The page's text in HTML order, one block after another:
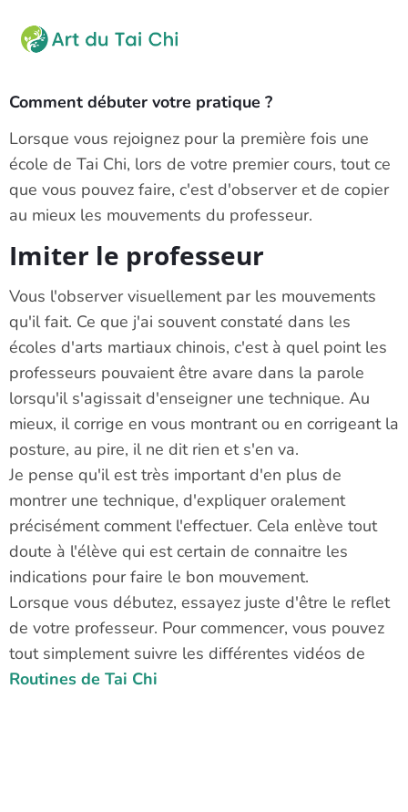
Comment débuter votre pratique ?
Lorsque vous rejoignez pour la première fois une
école de Tai Chi, lors de votre premier cours, tout ce
que vous pouvez faire, c'est d'observer et de copier
au mieux les mouvements du professeur.
Imiter le professeur
Vous l'observer visuellement par les mouvements
qu'il fait. Ce que j'ai souvent constaté dans les
écoles d'arts martiaux chinois, c'est à quel point les
professeurs pouvaient être avare dans la parole
lorsqu'il s'agissait d'enseigner une technique. Au
mieux, il corrige en vous montrant ou en corrigeant la
posture, au pire, il ne dit rien et s'en va.
Je pense qu'il est très important d'en plus de
montrer une technique, d'expliquer oralement
précisément comment l'effectuer. Cela enlève tout
doute à l'élève qui est certain de connaitre les
indications pour faire le bon mouvement.
Lorsque vous débutez, essayez juste d'être le reflet
de votre professeur. Pour commencer, vous pouvez
tout simplement suivre les différentes vidéos de
Routines de Tai Chi